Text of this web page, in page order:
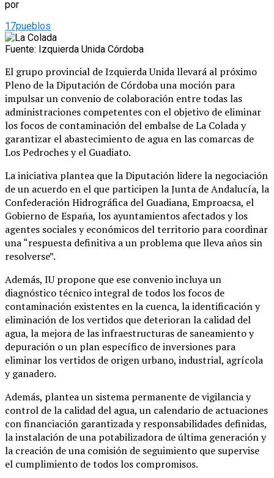
por
17pueblos
Fuente: Izquierda Unida Córdoba
El grupo provincial de Izquierda Unida llevará al próximo
Pleno de la Diputación de Córdoba una moción para
impulsar un convenio de colaboración entre todas las
administraciones competentes con el objetivo de eliminar
los focos de contaminación del embalse de La Colada y
garantizar el abastecimiento de agua en las comarcas de
Los Pedroches y el Guadiato.
La iniciativa plantea que la Diputación lidere la negociación
de un acuerdo en el que participen la Junta de Andalucía, la
Confederación Hidrográfica del Guadiana, Emproacsa, el
Gobierno de España, los ayuntamientos afectados y los
agentes sociales y económicos del territorio para coordinar
una “respuesta definitiva a un problema que lleva años sin
resolverse”.
Además, IU propone que ese convenio incluya un
diagnóstico técnico integral de todos los focos de
contaminación existentes en la cuenca, la identificación y
eliminación de los vertidos que deterioran la calidad del
agua, la mejora de las infraestructuras de saneamiento y
depuración o un plan específico de inversiones para
eliminar los vertidos de origen urbano, industrial, agrícola
y ganadero.
Además, plantea un sistema permanente de vigilancia y
control de la calidad del agua, un calendario de actuaciones
con financiación garantizada y responsabilidades definidas,
la instalación de una potabilizadora de última generación y
la creación de una comisión de seguimiento que supervise
el cumplimiento de todos los compromisos.